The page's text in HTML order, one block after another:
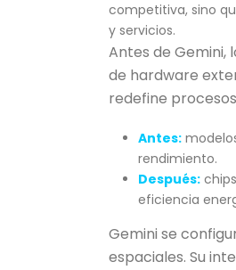
competitiva, sino
y servicios.
Antes de Gemini,
de hardware
redefine
Antes:
rendimiento.
Después:
eficiencia
Gemini se
espaciales. Su